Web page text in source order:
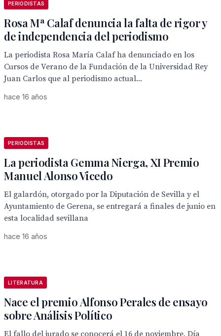
PERIODISTAS
Rosa Mª Calaf denuncia la falta de rigor y
de independencia del periodismo
La periodista Rosa María Calaf ha denunciado en los
Cursos de Verano de la Fundación de la Universidad Rey
Juan Carlos que al periodismo actual...
hace 16 años
PERIODISTAS
La periodista Gemma Nierga, XI Premio
Manuel Alonso Vicedo
El galardón, otorgado por la Diputación de Sevilla y el
Ayuntamiento de Gerena, se entregará a finales de junio en
esta localidad sevillana
hace 16 años
LITERATURA
Nace el premio Alfonso Perales de ensayo
sobre Análisis Político
El fallo del jurado se conocerá el 16 de noviembre, Día